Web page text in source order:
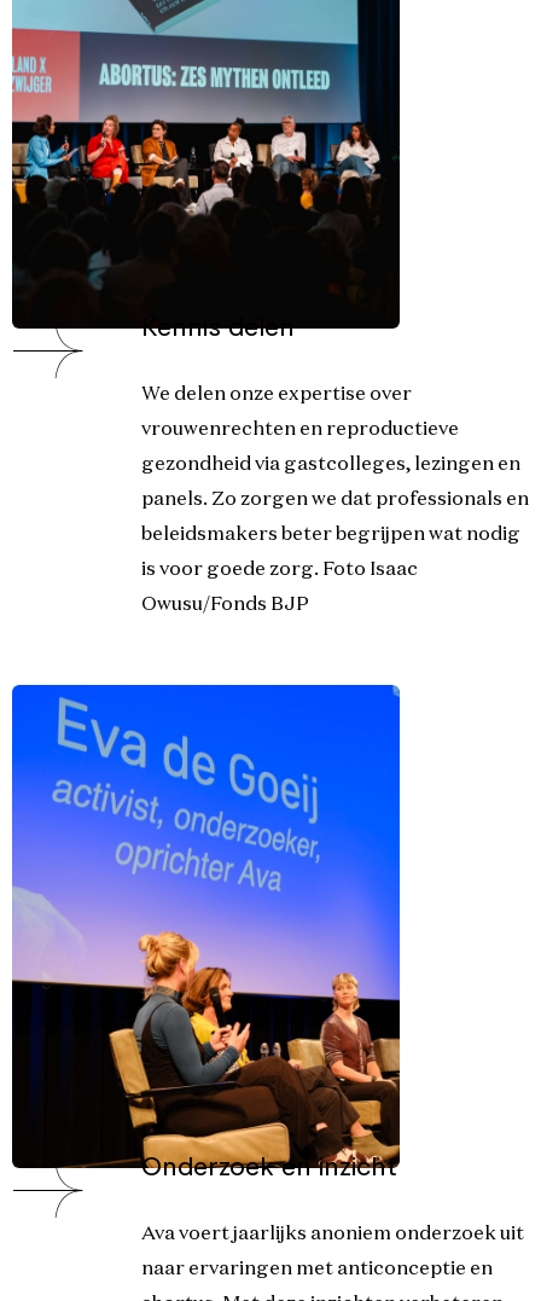
Kennis delen
We delen onze expertise over
vrouwenrechten en reproductieve
gezondheid via gastcolleges, lezingen en
panels. Zo zorgen we dat professionals en
beleidsmakers beter begrijpen wat nodig
is voor goede zorg. Foto Isaac
Owusu/Fonds BJP
Onderzoek en inzicht
Ava voert jaarlijks anoniem onderzoek uit
naar ervaringen met anticonceptie en